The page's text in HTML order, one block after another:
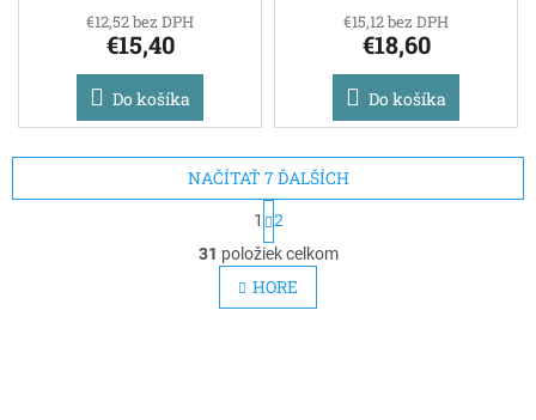
€12,52 bez DPH
€15,40
Do košíka
€15,12 bez DPH
€18,60
Do košíka
O
v
l
á
NAČÍTAŤ 7 ĎALŠÍCH
S
t
r
á
n
k
1
2
31 položiek celkom
HORE